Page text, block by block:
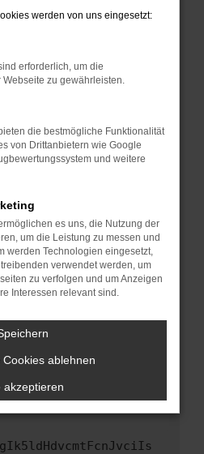
Seiten
die Seite in einem
in einem privaten
neu.
helfen, vorübergehende
dem neuesten Stand
birgt nicht nur ein
kann auch dazu
Funktionen nicht mehr
Webseitenbetreiber.
genannten Schritte versucht
bitte. Wir werden
zu beheben. Du kannst
um uns bei der
werden von uns eingesetzt:
erforderlich, um die
Webseite zu gewährleisten.
die bestmögliche Funktionalität
von Drittanbietern wie Google
und weitere
es uns, die Nutzung der
um die Leistung zu messen und
werden Technologien eingesetzt,
verwendet werden, um
zu verfolgen und um Anzeigen
Interessen relevant sind.
ablehnen
akzeptieren